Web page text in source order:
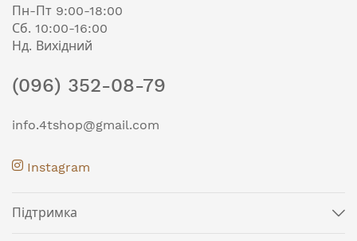
Пн-Пт 9:00-18:00
Сб. 10:00-16:00
Нд. Вихідний
(096) 352-08-79
info.4tshop@gmail.com
Instagram
Підтримка